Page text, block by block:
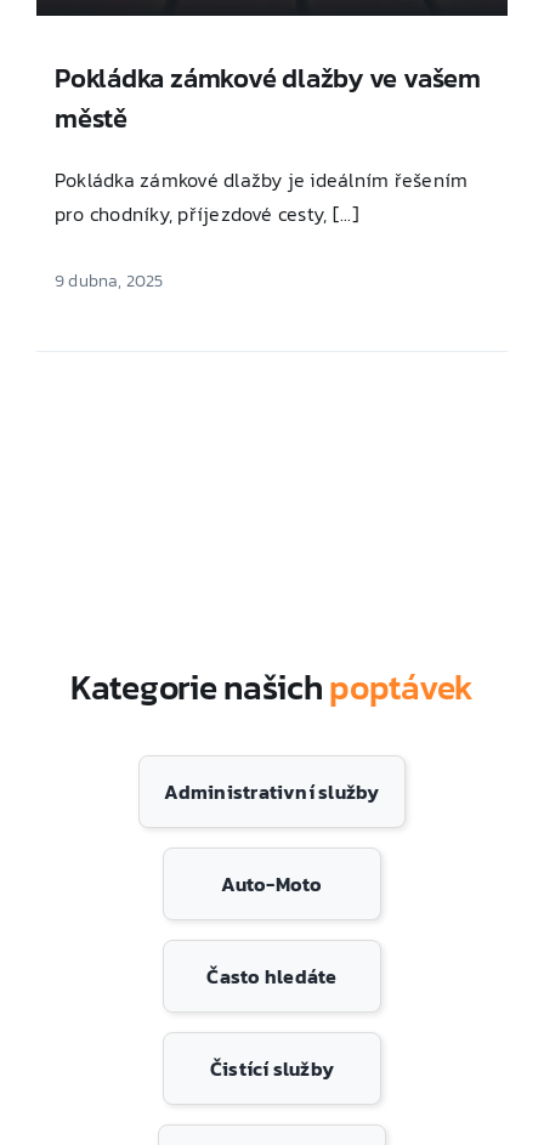
Pokládka zámkové dlažby ve vašem
městě
Pokládka zámkové dlažby je ideálním řešením
pro chodníky, příjezdové cesty, [...]
9 dubna, 2025
Kategorie našichpoptávek
Administrativní služby
Auto-Moto
Často hledáte
Čistící služby